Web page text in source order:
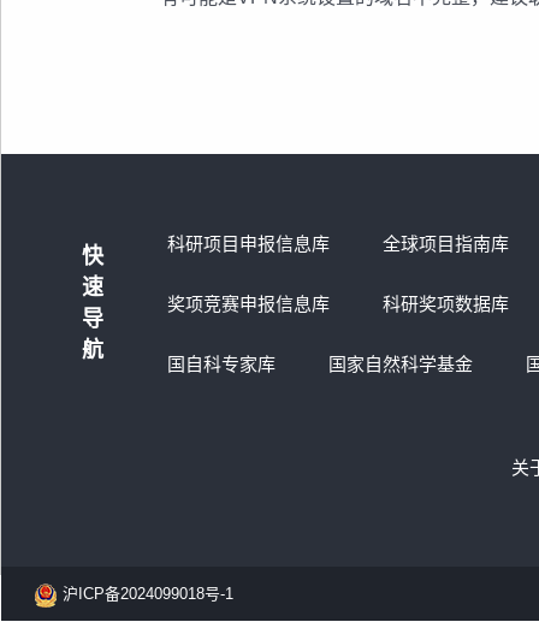
快
速
导
航
科研项目申报信息库 全球项目指南库
奖项竞赛申报信息库 科研奖项数据库
国自科专家库 国家自然科学基金
关
沪ICP备2024099018号-1